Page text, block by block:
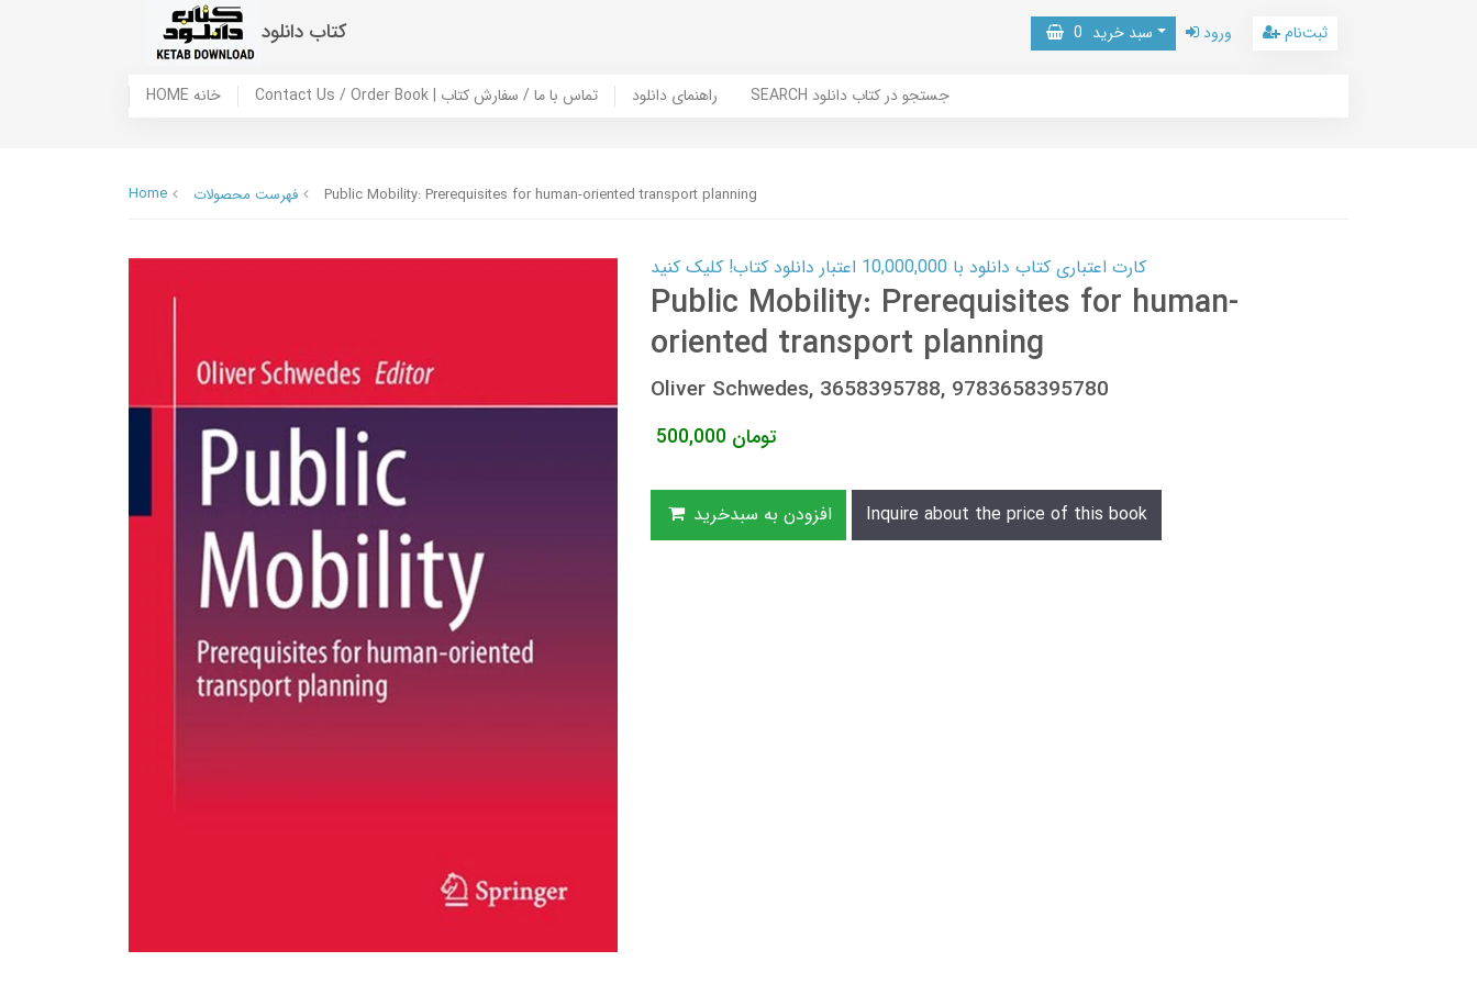
کتاب دانلود سبد خرید 0 ورود ثبت‌نام
HOME خانه Contact Us / Order Book | تماس با ما / سفارش کتاب راهنمای دانلود SEARCH جستجو در کتاب دانلود
Home فهرست محصولات Public Mobility: Prerequisites for human-oriented transport planning
کارت اعتباری کتاب دانلود با 10,000,000 اعتبار دانلود کتاب! کلیک کنید
Public Mobility: Prerequisites for human-
oriented transport planning
Oliver Schwedes, 3658395788, 9783658395780
500,000 تومان
افزودن به سبدخرید Inquire about the price of this book